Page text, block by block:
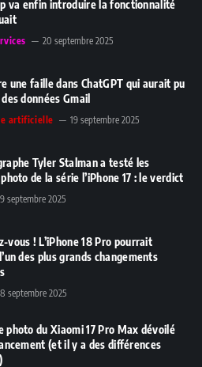
va enfin introduire la fonctionnalité
20 septembre 2025
une faille dans ChatGPT qui aurait pu
données Gmail
artificielle 19 septembre 2025
Tyler Stalman a testé les
de la série l’iPhone 17 : le verdict
septembre 2025
vous ! L’iPhone 18 Pro pourrait
des plus grands changements
septembre 2025
photo du Xiaomi 17 Pro Max dévoilé
(et il y a des différences